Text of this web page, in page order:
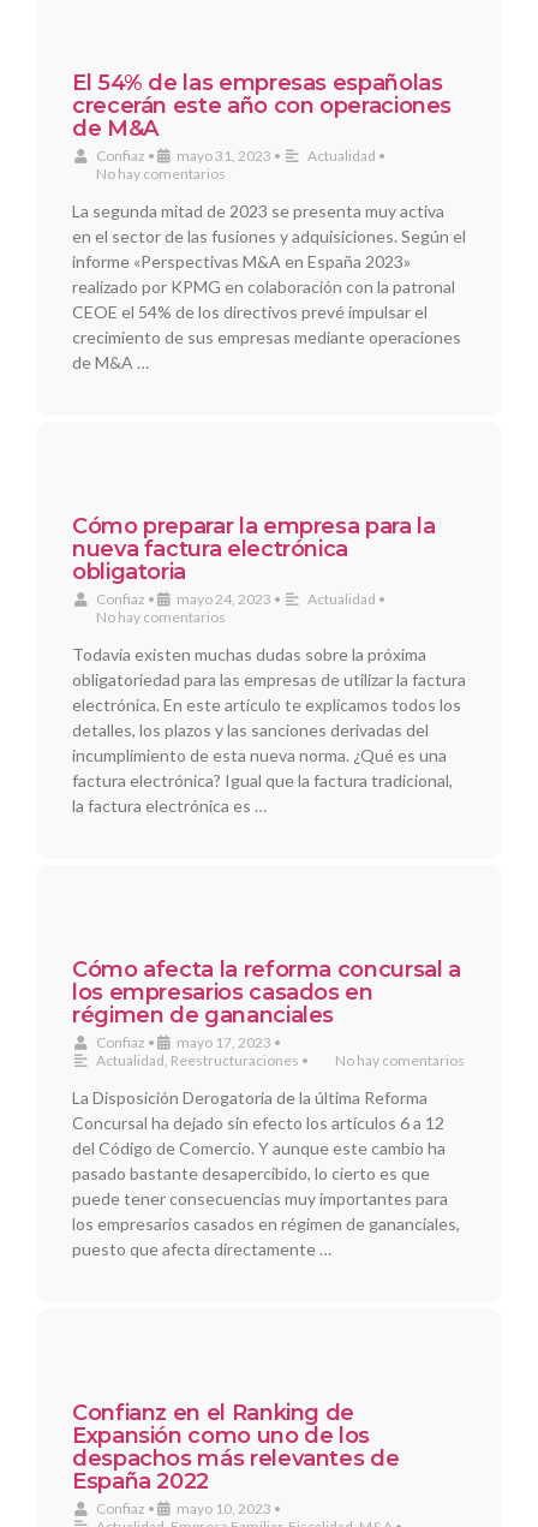
El 54% de las empresas españolas
crecerán este año con operaciones
de M&A
Confiaz • mayo 31, 2023 • Actualidad •
No hay comentarios
La segunda mitad de 2023 se presenta muy activa
en el sector de las fusiones y adquisiciones. Según el
informe «Perspectivas M&A en España 2023»
realizado por KPMG en colaboración con la patronal
CEOE el 54% de los directivos prevé impulsar el
crecimiento de sus empresas mediante operaciones
de M&A …
Cómo preparar la empresa para la
nueva factura electrónica
obligatoria
Confiaz • mayo 24, 2023 • Actualidad •
No hay comentarios
Todavía existen muchas dudas sobre la próxima
obligatoriedad para las empresas de utilizar la factura
electrónica. En este artículo te explicamos todos los
detalles, los plazos y las sanciones derivadas del
incumplimiento de esta nueva norma. ¿Qué es una
factura electrónica? Igual que la factura tradicional,
la factura electrónica es …
Cómo afecta la reforma concursal a
los empresarios casados en
régimen de gananciales
Confiaz • mayo 17, 2023 •
Actualidad, Reestructuraciones • No hay comentarios
La Disposición Derogatoria de la última Reforma
Concursal ha dejado sin efecto los artículos 6 a 12
del Código de Comercio. Y aunque este cambio ha
pasado bastante desapercibido, lo cierto es que
puede tener consecuencias muy importantes para
los empresarios casados en régimen de gananciales,
puesto que afecta directamente …
Confianz en el Ranking de
Expansión como uno de los
despachos más relevantes de
España 2022
Confiaz • mayo 10, 2023 •